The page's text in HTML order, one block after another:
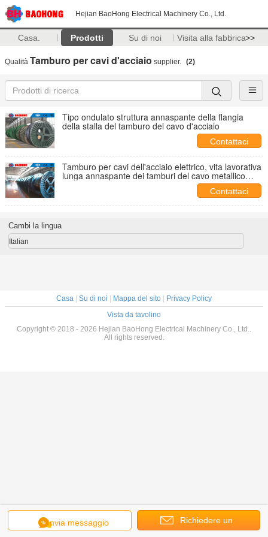
Hejian BaoHong Electrical Machinery Co., Ltd.
Casa. Prodotti Su di noi Visita alla fabbrica>>
Qualità Tamburo per cavi d'acciaio supplier. (2)
Tipo ondulato struttura annaspante della flangia
della stalla del tamburo del cavo d'acciaio
Contattaci
Tamburo per cavi dell'acciaio elettrico, vita lavorativa
lunga annaspante dei tamburi del cavo metallico
Contattaci
Invia messaggio Richiedere un
Cambi la lingua
Italian
Casa Su di noi Mappa del sito
Privacy Policy
Vista da tavolino
Copyright © 2018 - 2026 Hejian BaoHong Electrical Machinery Co., Ltd..
All rights reserved.